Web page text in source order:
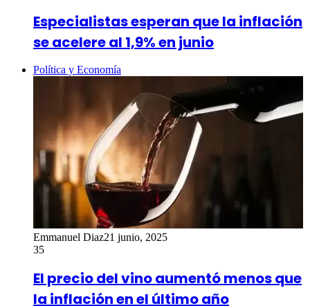
Especialistas esperan que la inflación
se acelere al 1,9% en junio
Política y Economía
Emmanuel Diaz21 junio, 2025
35
El precio del vino aumentó menos que
la inflación en el último año